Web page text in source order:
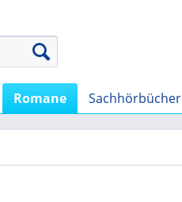
Romane Sachhörbücher